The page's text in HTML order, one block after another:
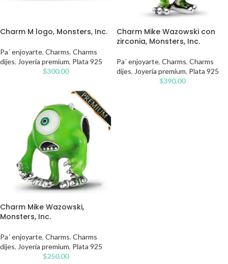
Charm M logo, Monsters, Inc.
Pa´ enjoyarte, Charms, Charms
dijes, Joyería premium, Plata 925
$300.00
Charm Mike Wazowski con
zirconia, Monsters, Inc.
Pa´ enjoyarte, Charms, Charms
dijes, Joyería premium, Plata 925
$390.00
Charm Mike Wazowski,
Monsters, Inc.
Pa´ enjoyarte, Charms, Charms
dijes, Joyería premium, Plata 925
$250.00